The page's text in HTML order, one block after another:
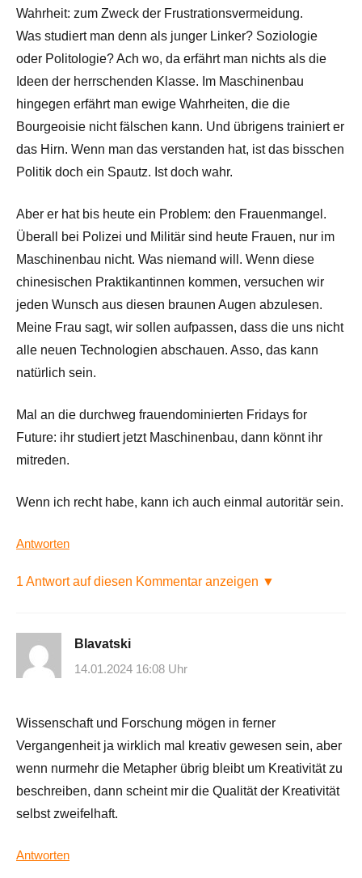
Wahrheit: zum Zweck der Frustrationsvermeidung.
Was studiert man denn als junger Linker? Soziologie
oder Politologie? Ach wo, da erfährt man nichts als die
Ideen der herrschenden Klasse. Im Maschinenbau
hingegen erfährt man ewige Wahrheiten, die die
Bourgeoisie nicht fälschen kann. Und übrigens trainiert er
das Hirn. Wenn man das verstanden hat, ist das bisschen
Politik doch ein Spautz. Ist doch wahr.
Aber er hat bis heute ein Problem: den Frauenmangel.
Überall bei Polizei und Militär sind heute Frauen, nur im
Maschinenbau nicht. Was niemand will. Wenn diese
chinesischen Praktikantinnen kommen, versuchen wir
jeden Wunsch aus diesen braunen Augen abzulesen.
Meine Frau sagt, wir sollen aufpassen, dass die uns nicht
alle neuen Technologien abschauen. Asso, das kann
natürlich sein.
Mal an die durchweg frauendominierten Fridays for
Future: ihr studiert jetzt Maschinenbau, dann könnt ihr
mitreden.
Wenn ich recht habe, kann ich auch einmal autoritär sein.
Antworten
1 Antwort auf diesen Kommentar anzeigen ▼
Blavatski
14.01.2024 16:08 Uhr
Wissenschaft und Forschung mögen in ferner
Vergangenheit ja wirklich mal kreativ gewesen sein, aber
wenn nurmehr die Metapher übrig bleibt um Kreativität zu
beschreiben, dann scheint mir die Qualität der Kreativität
selbst zweifelhaft.
Antworten